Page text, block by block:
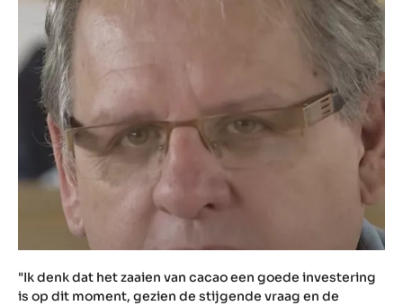
"Ik denk dat het zaaien van cacao een goede investering
is op dit moment, gezien de stijgende vraag en de